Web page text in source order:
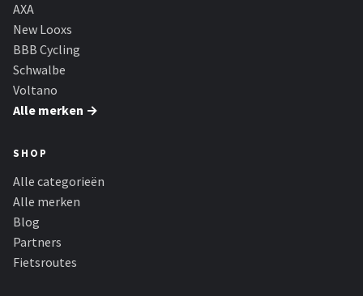
AXA
New Looxs
BBB Cycling
Schwalbe
Voltano
Alle merken →
SHOP
Alle categorieën
Alle merken
Blog
Partners
Fietsroutes